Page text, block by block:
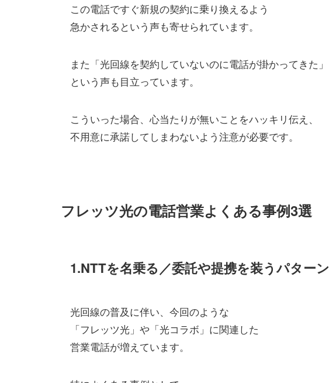
この電話ですぐ新規の契約に乗り換えるよう
急かされるという声も寄せられています。
また「光回線を契約していないのに電話が掛かってきた」
という声も目立っています。
こういった場合、心当たりが無いことをハッキリ伝え、
不用意に承諾してしまわないよう注意が必要です。
フレッツ光の電話営業よくある事例3選
1.NTTを名乗る／委託や提携を装うパターン
光回線の普及に伴い、今回のような
「フレッツ光」や「光コラボ」に関連した
営業電話が増えています。